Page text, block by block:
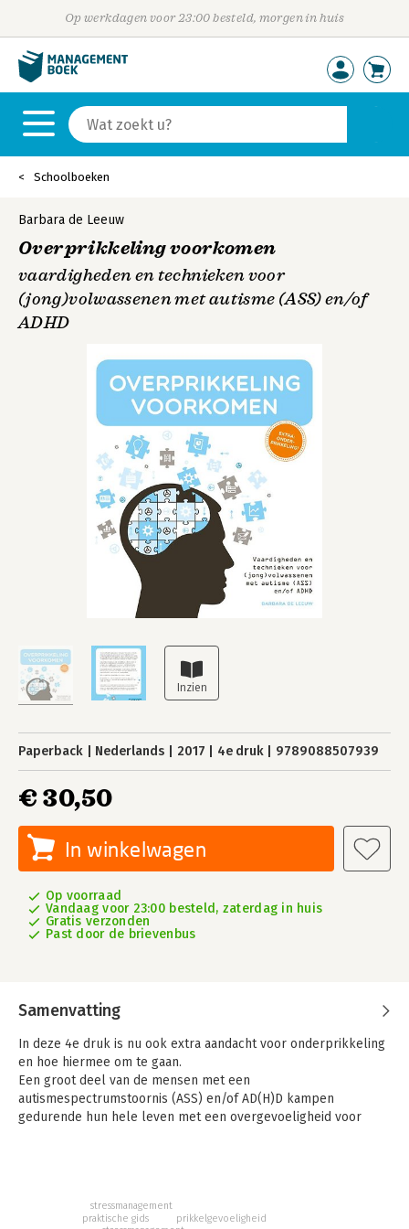
Op werkdagen voor 23:00 besteld, morgen in huis
Schoolboeken
Barbara de Leeuw
Overprikkeling voorkomen
vaardigheden en technieken voor
(jong)volwassenen met autisme (ASS) en/of
ADHD
Paperback Nederlands 2017 4e druk 9789088507939
€ 30,50
In winkelwagen
Op voorraad
Vandaag voor 23:00 besteld, zaterdag in huis
Gratis verzonden
Past door de brievenbus
Samenvatting
In deze 4e druk is nu ook extra aandacht voor onderprikkeling
en hoe hiermee om te gaan.
Een groot deel van de mensen met een
autismespectrumstoornis (ASS) en/of AD(H)D kampen
gedurende hun hele leven met een overgevoeligheid voor
aanleiding tot overprikkeling geven, is, net als de
praktische gids
stressmanagement
prikkelgevoeligheid